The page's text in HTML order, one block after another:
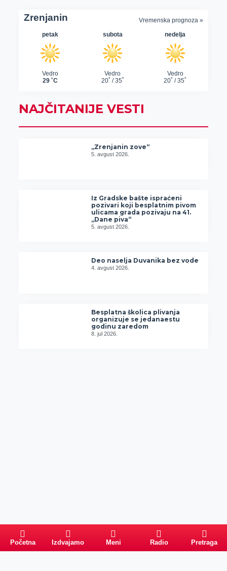
NAJČITANIJE VESTI
„Zrenjanin zove“
5. avgust 2026.
Iz Gradske bašte ispraćeni
pozivari koji besplatnim pivom
ulicama grada pozivaju na 41.
„Dane piva“
5. avgust 2026.
Deo naselja Duvanika bez vode
4. avgust 2026.
Besplatna školica plivanja
organizuje se jedanaestu
godinu zaredom
8. jul 2026.
Početna Izdvajamo Meni Radio Pretraga